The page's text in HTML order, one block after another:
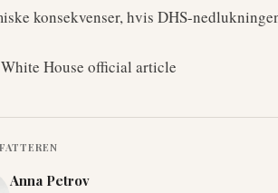
konsekvenser, hvis DHS-
House official article
Anna Petrov